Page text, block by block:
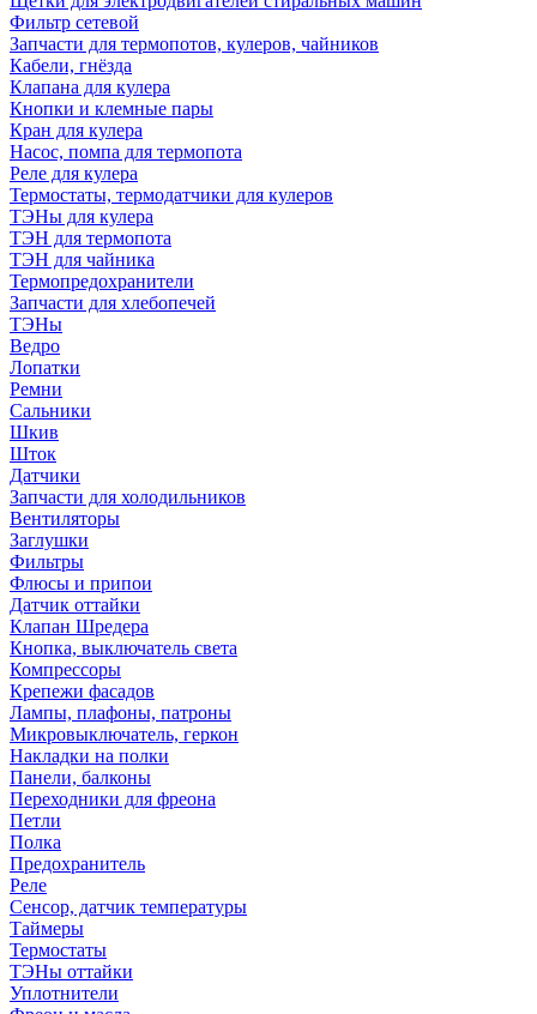
Фильтр сетевой
Запчасти для термопотов, кулеров, чайников
Кабели, гнёзда
Клапана для кулера
Кнопки и клемные пары
Кран для кулера
Насос, помпа для термопота
Реле для кулера
Термостаты, термодатчики для кулеров
ТЭНы для кулера
ТЭН для термопота
ТЭН для чайника
Термопредохранители
Запчасти для хлебопечей
ТЭНы
Ведро
Лопатки
Ремни
Сальники
Шкив
Шток
Датчики
Запчасти для холодильников
Вентиляторы
Заглушки
Фильтры
Флюсы и припои
Датчик оттайки
Клапан Шредера
Кнопка, выключатель света
Компрессоры
Крепежи фасадов
Лампы, плафоны, патроны
Микровыключатель, геркон
Накладки на полки
Панели, балконы
Переходники для фреона
Петли
Полка
Предохранитель
Реле
Сенсор, датчик температуры
Таймеры
Термостаты
ТЭНы оттайки
Уплотнители